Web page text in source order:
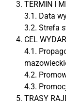
TERMIN I
3.1. Data
3.2. Strefa
CEL
4.1.
4.2.
4.3.
TRASY